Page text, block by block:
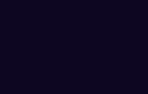
red na relaciji Lovrenc na Pohorju –